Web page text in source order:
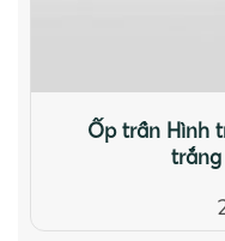
Ốp trần Hình
trắng